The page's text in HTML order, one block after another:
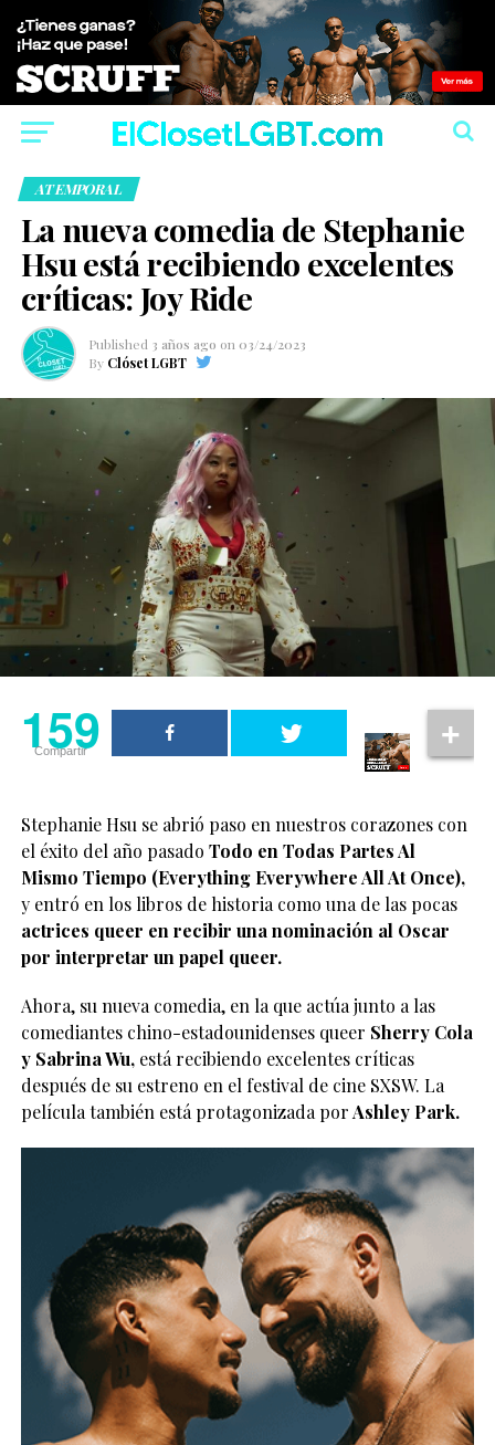
ATEMPORAL
La nueva comedia de Stephanie
Hsu está recibiendo excelentes
críticas: Joy Ride
Published 3 años ago on 03/24/2023
By Clóset LGBT
159
Compartir
Stephanie Hsu se abrió paso en nuestros corazones con
el éxito del año pasado Todo en Todas Partes Al
Mismo Tiempo (Everything Everywhere All At Once),
y entró en los libros de historia como una de las pocas
actrices queer en recibir una nominación al Oscar
por interpretar un papel queer.
Ahora, su nueva comedia, en la que actúa junto a las
comediantes chino-estadounidenses queer Sherry Cola
y Sabrina Wu,está recibiendo excelentes críticas
después de su estreno en el festival de cine SXSW. La
película también está protagonizada porAshley Park.